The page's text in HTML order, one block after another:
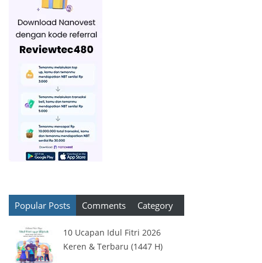
Popular Posts Comments Category
10 Ucapan Idul Fitri 2026
Keren & Terbaru (1447 H)